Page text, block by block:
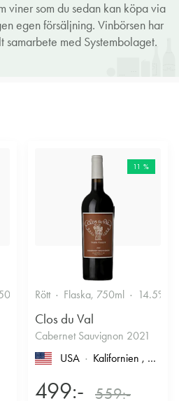
viner som du sedan kan köpa via
egen försäljning. Vinbörsen har
samarbete med Systembolaget.
13.5%
11 %
Rött Flaska, 750ml 14.5%
Clos du Val
Cabernet Sauvignon 2021
USA
Kalifornien , North Coast
499:- 559:-